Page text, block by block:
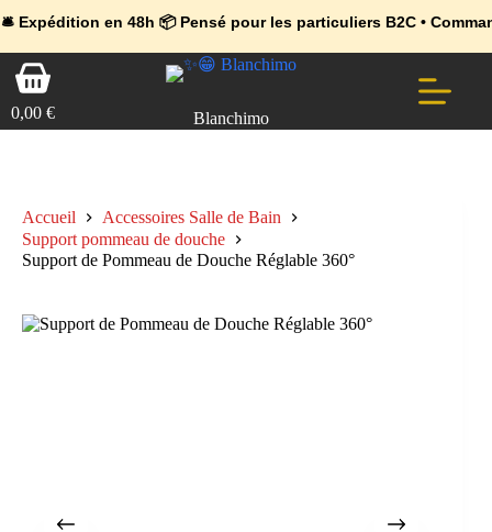
en 48h 📦 Pensé pour les particuliers B2C • Commande
🔥 Déjà adopté par les pros 👉 Passez en Espace Pro B2B 📦
💼 Offres réservées aux professionnels 🚀 Rejoignez l’Espace Pro
PasserPanier
d’achat
0,00 € Blanchimo
Accueil
Accessoires Salle de Bain
Support pommeau de douche
Support de Pommeau de Douche Réglable 360°